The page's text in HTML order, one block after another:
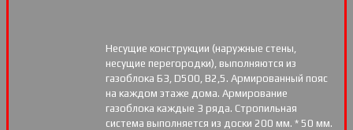
Несущие конструкции (наружные стены,
несущие перегородки), выполняются из
газоблока Б3, D500, В2,5. Армированный пояс
на каждом этаже дома. Армирование
газоблока каждые 3 ряда. Стропильная
система выполняется из доски 200 мм. * 50 мм.